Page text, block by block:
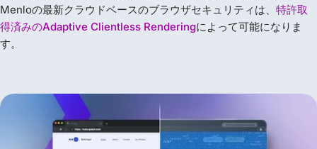
Menloの最新クラウドベースのブラウザセキュリティは、 特許取
得済みのAdaptive Clientless Renderingによって可能になりま
す。